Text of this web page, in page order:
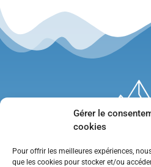
Gérer le
cookies
Pour offrir les meilleures expériences,
que les cookies pour stocker et/ou